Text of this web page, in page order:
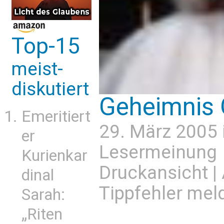
Top-15
meist-
diskutiert
Emeritiert
er
Kurienkar
dinal
Sarah:
„Riten
Geheimnis
29. März
Lesermeinung
Druckansicht |
Tippfehler